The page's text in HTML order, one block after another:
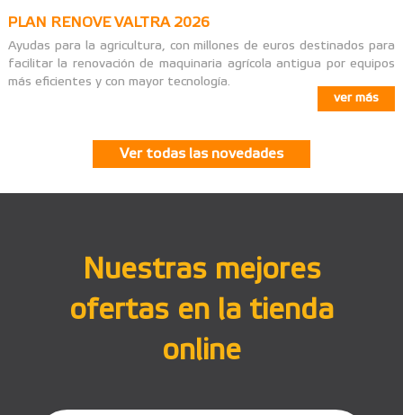
PLAN RENOVE VALTRA 2026
Ayudas para la agricultura, con millones de euros destinados para
facilitar la renovación de maquinaria agrícola antigua por equipos
más eficientes y con mayor tecnología.
ver más
Ver todas las novedades
Nuestras mejores
ofertas en la tienda
online